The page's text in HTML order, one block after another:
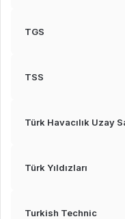
TGS
TSS
Türk Havacılık Uzay
Türk Yıldızları
Turkish Technic